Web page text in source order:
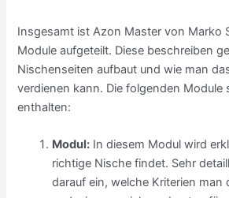
Insgesamt ist Azon Master von Marko
Module aufgeteilt. Diese beschreiben
Nischenseiten aufbaut und wie man
verdienen kann. Die folgenden Module
enthalten:
Modul: In diesem Modul wird
richtige Nische findet. Sehr
darauf ein, welche Kriterien man